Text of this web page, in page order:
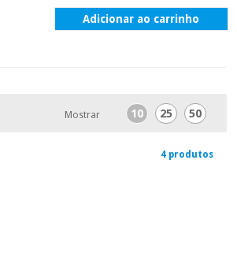
Adicionar ao carrinho
Mostrar 10 25 50
4 produtos